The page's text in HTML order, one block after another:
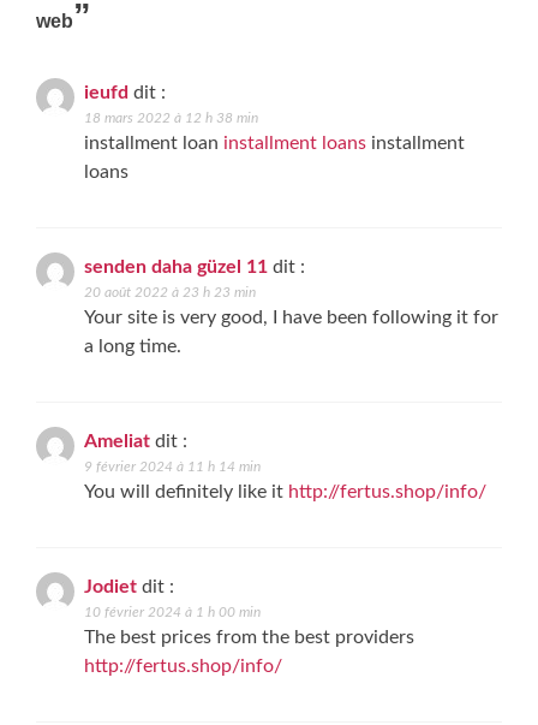
web”
ieufd dit :
18 mars 2022 à 12 h 38 min
installment loan installment loans installment
loans
senden daha güzel 11 dit :
20 août 2022 à 23 h 23 min
Your site is very good, I have been following it for
a long time.
Ameliat dit :
9 février 2024 à 11 h 14 min
You will definitely like it http://fertus.shop/info/
Jodiet dit :
10 février 2024 à 1 h 00 min
The best prices from the best providers
http://fertus.shop/info/